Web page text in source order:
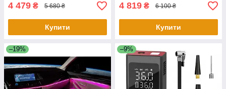
4 479 ₴ 5 680 ₴
Купити
4 819 ₴ 6 100 ₴
Купити
–19% –9%